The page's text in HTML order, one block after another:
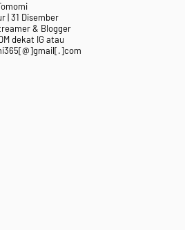
| 31 Disember
& Blogger
dekat IG atau